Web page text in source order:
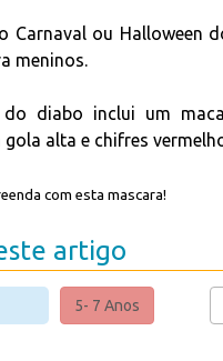
Carnaval ou Halloween
meninos.
diabo inclui um
gola alta e chifres
com esta mascara!
artigo
5- 7 Anos